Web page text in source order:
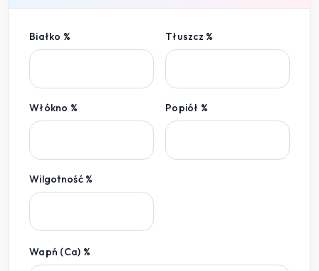
Białko % Tłuszcz %
Włókno % Popiół %
Wilgotność %
Wapń (Ca) %